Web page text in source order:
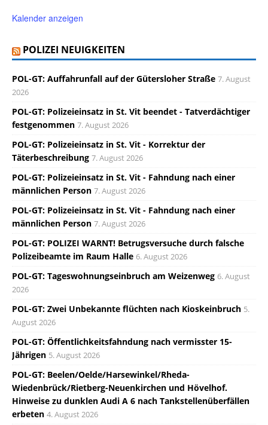
Kalender anzeigen
POLIZEI NEUIGKEITEN
POL-GT: Auffahrunfall auf der Gütersloher Straße 7. August
2026
POL-GT: Polizeieinsatz in St. Vit beendet - Tatverdächtiger
festgenommen 7. August 2026
POL-GT: Polizeieinsatz in St. Vit - Korrektur der
Täterbeschreibung 7. August 2026
POL-GT: Polizeieinsatz in St. Vit - Fahndung nach einer
männlichen Person 7. August 2026
POL-GT: Polizeieinsatz in St. Vit - Fahndung nach einer
männlichen Person 7. August 2026
POL-GT: POLIZEI WARNT! Betrugsversuche durch falsche
Polizeibeamte im Raum Halle 6. August 2026
POL-GT: Tageswohnungseinbruch am Weizenweg 6. August
2026
POL-GT: Zwei Unbekannte flüchten nach Kioskeinbruch 5.
August 2026
POL-GT: Öffentlichkeitsfahndung nach vermisster 15-
Jährigen 5. August 2026
POL-GT: Beelen/Oelde/Harsewinkel/Rheda-
Wiedenbrück/Rietberg-Neuenkirchen und Hövelhof.
Hinweise zu dunklen Audi A 6 nach Tankstellenüberfällen
erbeten 4. August 2026